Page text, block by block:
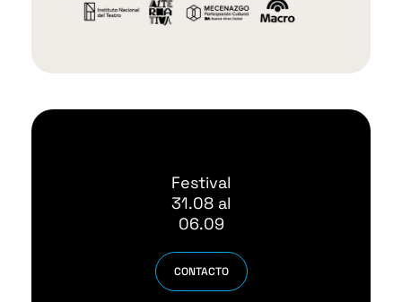
Festival
31.08 al
06.09
CONTACTO